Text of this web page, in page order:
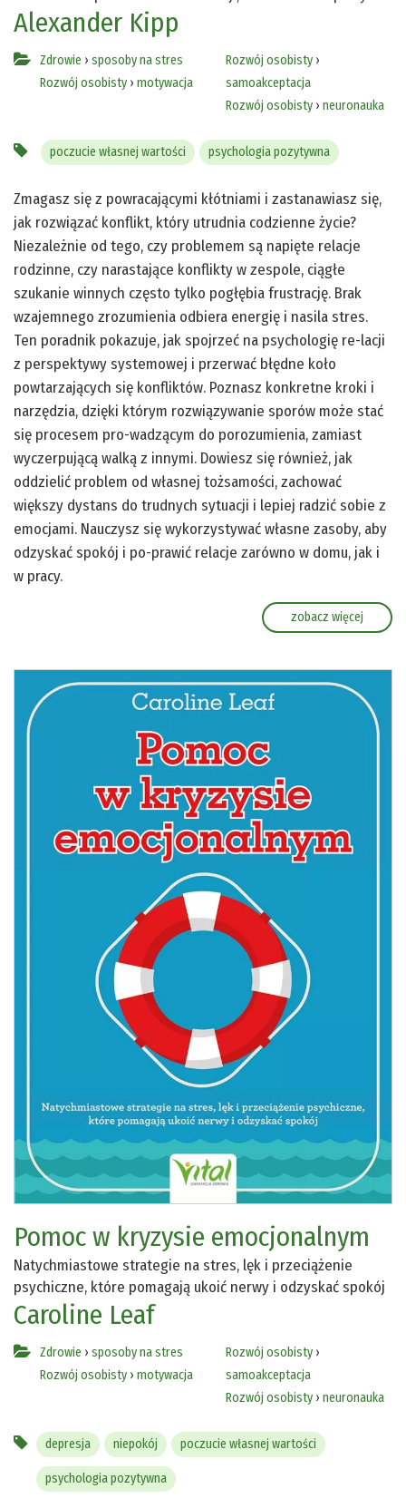
Alexander Kipp
Zdrowie › sposoby na stres
Rozwój osobisty › motywacja
Rozwój osobisty›
samoakceptacja
Rozwój osobisty› neuronauka
poczucie własnej wartości psychologia pozytywna
Zmagasz się z powracającymi kłótniami i zastanawiasz się,
jak rozwiązać konflikt, który utrudnia codzienne życie?
Niezależnie od tego, czy problemem są napięte relacje
rodzinne, czy narastające konflikty w zespole, ciągłe
szukanie winnych często tylko pogłębia frustrację. Brak
wzajemnego zrozumienia odbiera energię i nasila stres.
Ten poradnik pokazuje, jak spojrzeć na psychologię re-lacji
z perspektywy systemowej i przerwać błędne koło
powtarzających się konfliktów. Poznasz konkretne kroki i
narzędzia, dzięki którym rozwiązywanie sporów może stać
się procesem pro-wadzącym do porozumienia, zamiast
wyczerpującą walką z innymi. Dowiesz się również, jak
oddzielić problem od własnej tożsamości, zachować
większy dystans do trudnych sytuacji i lepiej radzić sobie z
emocjami. Nauczysz się wykorzystywać własne zasoby, aby
odzyskać spokój i po-prawić relacje zarówno w domu, jak i
w pracy.
zobacz więcej
Pomoc w kryzysie emocjonalnym
Natychmiastowe strategie na stres, lęk i przeciążenie
psychiczne, które pomagają ukoić nerwy i odzyskać spokój
Caroline Leaf
Zdrowie › sposoby na stres
Rozwój osobisty › motywacja
Rozwój osobisty›
samoakceptacja
Rozwój osobisty› neuronauka
depresja niepokój poczucie własnej wartości
psychologia pozytywna